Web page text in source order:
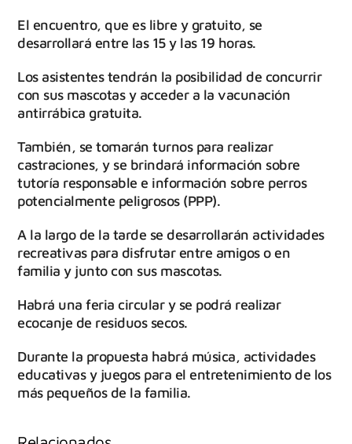
El encuentro, que es libre y gratuito, se
desarrollará entre las 15 y las 19 horas.
Los asistentes tendrán la posibilidad de concurrir
con sus mascotas y acceder a la vacunación
antirrábica gratuita.
También, se tomarán turnos para realizar
castraciones, y se brindará información sobre
tutoría responsable e información sobre perros
potencialmente peligrosos (PPP).
A la largo de la tarde se desarrollarán actividades
recreativas para disfrutar entre amigos o en
familia y junto con sus mascotas.
Habrá una feria circular y se podrá realizar
ecocanje de residuos secos.
Durante la propuesta habrá música, actividades
educativas y juegos para el entretenimiento de los
más pequeños de la familia.